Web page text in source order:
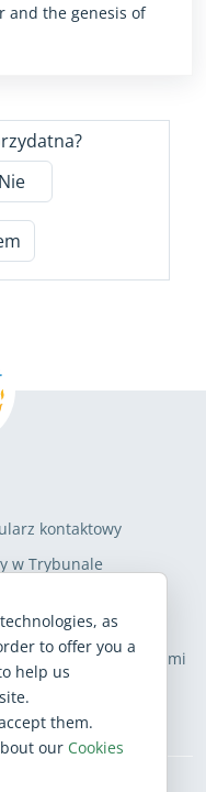
and the genesis of
Nie
kontaktowy
w Trybunale
przed oszustwami
as
to offer you a
help us
them.
our Cookies